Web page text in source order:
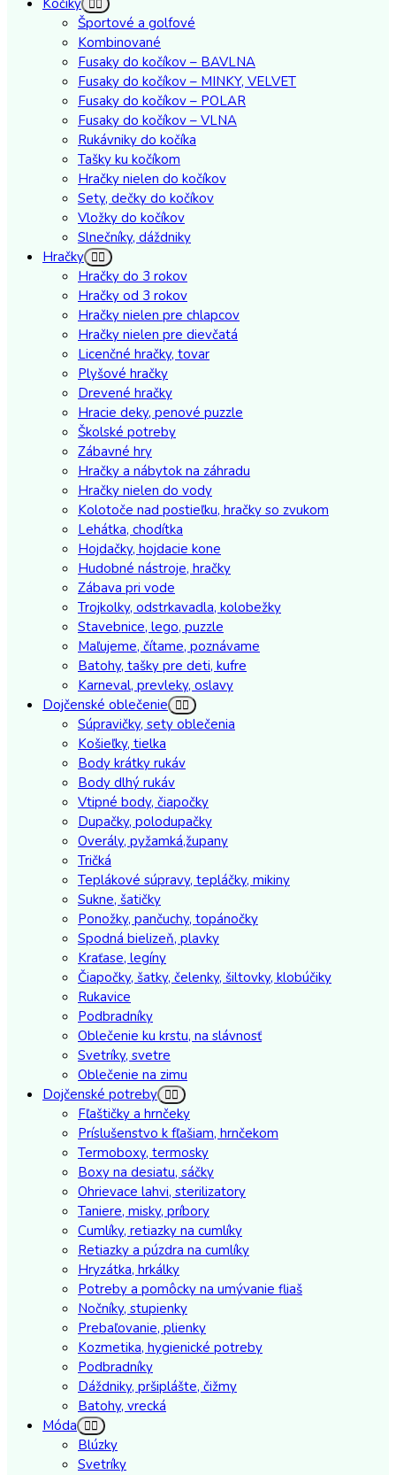
Kočíky
Športové a golfové
Kombinované
Fusaky do kočíkov – BAVLNA
Fusaky do kočíkov – MINKY, VELVET
Fusaky do kočíkov – POLAR
Fusaky do kočíkov – VLNA
Rukávniky do kočíka
Tašky ku kočíkom
Hračky nielen do kočíkov
Sety, dečky do kočíkov
Vložky do kočíkov
Slnečníky, dáždniky
Hračky
Hračky do 3 rokov
Hračky od 3 rokov
Hračky nielen pre chlapcov
Hračky nielen pre dievčatá
Licenčné hračky, tovar
Plyšové hračky
Drevené hračky
Hracie deky, penové puzzle
Školské potreby
Zábavné hry
Hračky a nábytok na záhradu
Hračky nielen do vody
Kolotoče nad postieľku, hračky so zvukom
Lehátka, chodítka
Hojdačky, hojdacie kone
Hudobné nástroje, hračky
Zábava pri vode
Trojkolky, odstrkavadla, kolobežky
Stavebnice, lego, puzzle
Maľujeme, čítame, poznávame
Batohy, tašky pre deti, kufre
Karneval, prevleky, oslavy
Dojčenské oblečenie
Súpravičky, sety oblečenia
Košieľky, tielka
Body krátky rukáv
Body dlhý rukáv
Vtipné body, čiapočky
Dupačky, polodupačky
Overály, pyžamká,župany
Tričká
Teplákové súpravy, tepláčky, mikiny
Sukne, šatičky
Ponožky, pančuchy, topánočky
Spodná bielizeň, plavky
Kraťase, legíny
Čiapočky, šatky, čelenky, šiltovky, klobúčiky
Rukavice
Podbradníky
Oblečenie ku krstu, na slávnosť
Svetríky, svetre
Oblečenie na zimu
Dojčenské potreby
Fľaštičky a hrnčeky
Príslušenstvo k fľašiam, hrnčekom
Termoboxy, termosky
Boxy na desiatu, sáčky
Ohrievace lahvi, sterilizatory
Taniere, misky, príbory
Cumlíky, retiazky na cumlíky
Retiazky a púzdra na cumlíky
Hryzátka, hrkálky
Potreby a pomôcky na umývanie fliaš
Nočníky, stupienky
Prebaľovanie, plienky
Kozmetika, hygienické potreby
Podbradníky
Dáždniky, pršiplášte, čižmy
Batohy, vrecká
Móda
Blúzky
Svetríky